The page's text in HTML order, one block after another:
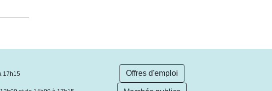
17h15
Offres d'emploi